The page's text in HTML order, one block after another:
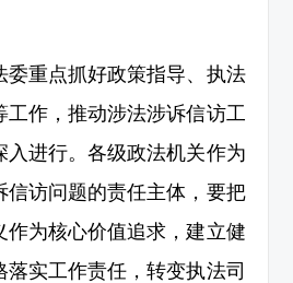
重点抓好政策指导、执法
工作，推动涉法涉诉信访工
入进行。各级政法机关作为
信访问题的责任主体，要把
作为核心价值追求，建立健
实工作责任，转变执法司